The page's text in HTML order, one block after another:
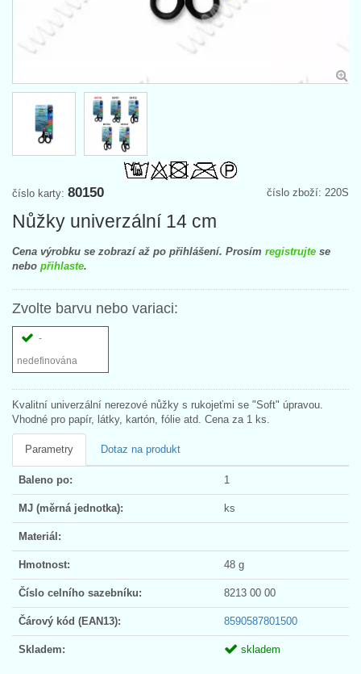
číslo zboží: 220S
číslo karty: 80150
Nůžky univerzální 14 cm
Cena výrobku se zobrazí až po přihlášení. Prosím registrujte se
nebo přihlaste.
Zvolte barvu nebo variaci:
-
nedefinována
Kvalitní univerzální nerezové nůžky s rukojeťmi se "Soft" úpravou.
Vhodné pro papír, látky, kartón, fólie atd. Cena za 1 ks.
Parametry Dotaz na produkt
Baleno po: 1
MJ (měrná jednotka): ks
Materiál:
Hmotnost: 48 g
Číslo celního sazebníku: 8213 00 00
Čárový kód (EAN13): 8590587801500
Skladem: skladem